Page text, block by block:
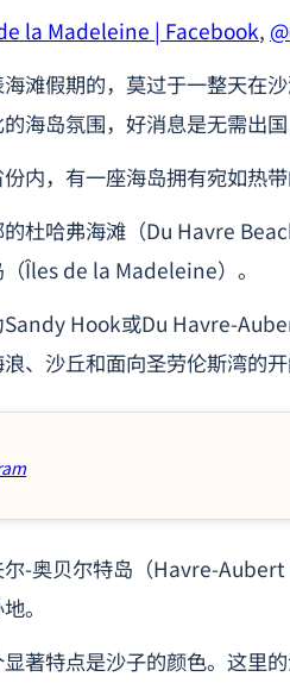
la Madeleine | Facebook,
滩假期的，莫过于一整天在
海岛氛围，好消息是无需出
内，有一座海岛拥有宛如热
杜哈弗海滩（Du Havre
Îles de la Madeleine）。
Hook或Du Havre-
、沙丘和面向圣劳伦斯湾的开
-奥贝尔特岛（Havre-
。
著特点是沙子的颜色。这里